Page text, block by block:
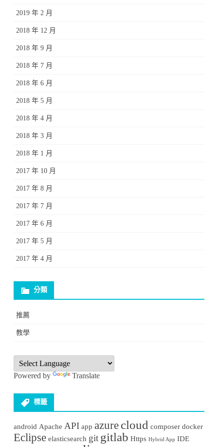
2019 年 2 月
2018 年 12 月
2018 年 9 月
2018 年 7 月
2018 年 6 月
2018 年 5 月
2018 年 4 月
2018 年 3 月
2018 年 1 月
2017 年 10 月
2017 年 8 月
2017 年 7 月
2017 年 6 月
2017 年 5 月
2017 年 4 月
分類
推薦
教學
Powered by Translate
標籤
android Apache API app azurecloud composer docker
Eclipse elasticsearch git gitlab Https Hybrid App IDE